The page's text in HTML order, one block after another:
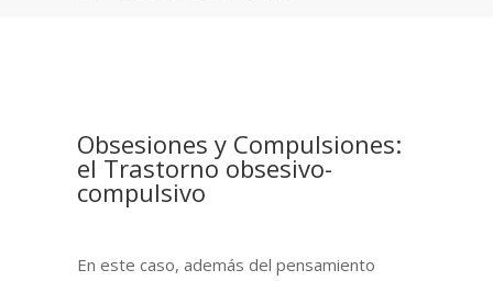
Obsesiones y Compulsiones:
el Trastorno obsesivo-
compulsivo
En este caso, además del pensamiento